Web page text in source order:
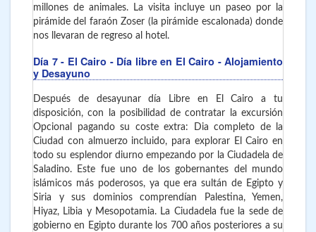
millones de animales. La visita incluye un paseo por la
pirámide del faraón Zoser (la pirámide escalonada) donde
nos llevaran de regreso al hotel.
Día 7 - El Cairo - Día libre en El Cairo - Alojamiento
y Desayuno
Después de desayunar día Libre en El Cairo a tu
disposición, con la posibilidad de contratar la excursión
Opcional pagando su coste extra: Dia completo de la
Ciudad con almuerzo incluido, para explorar El Cairo en
todo su esplendor diurno empezando por la Ciudadela de
Saladino. Este fue uno de los gobernantes del mundo
islámicos más poderosos, ya que era sultán de Egipto y
Siria y sus dominios comprendían Palestina, Yemen,
Hiyaz, Libia y Mesopotamia. La Ciudadela fue la sede de
gobierno en Egipto durante los 700 años posteriores a su